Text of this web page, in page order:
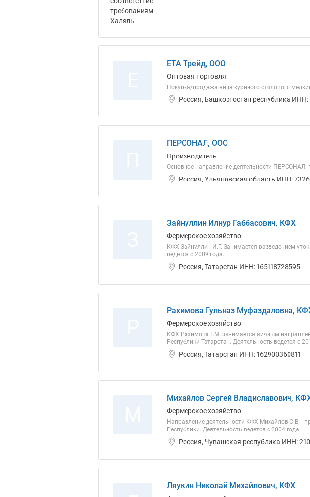
ЕТА Трейд, ООО
Оптовая торговля
Покупка/продажа яйца куриного столового
Россия, Башкортостан республика ИНН:
ПЕРСОНАЛ, ООО
Производитель
Основное направление деятельности ПЕРСОНАЛ:
Россия, Ульяновская область ИНН:
Зайнуллин Илнур Габбасович, КФХ
Фермерское хозяйство
КФХ Зайнуллин И.Г. Занимается разведением
ведется с 2009 года.
Россия, Татарстан ИНН: 165118728595
Рахимова Гульназ Муфаздаловна,
Фермерское хозяйство
КФХ Рахимова Г.М. занимается яичным
Республики Татарстан. Деятельность ведется с
Россия, Татарстан ИНН: 162900360811
Михайлов Сергей Владиславович,
Фермерское хозяйство
Направление деятельности КФХ Михайлов С.В. -
Республики. Деятельность ведется с 2004 года.
Россия, Чувашская республика ИНН:
Ляукин Николай Михайлович, КФХ